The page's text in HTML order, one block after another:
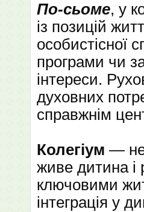
По-сьоме, у
із позицій
особистісної
програми чи
інтереси.
духовних
справжнім
Колегіум — не
живе дитина і
ключовими
інтеграція у